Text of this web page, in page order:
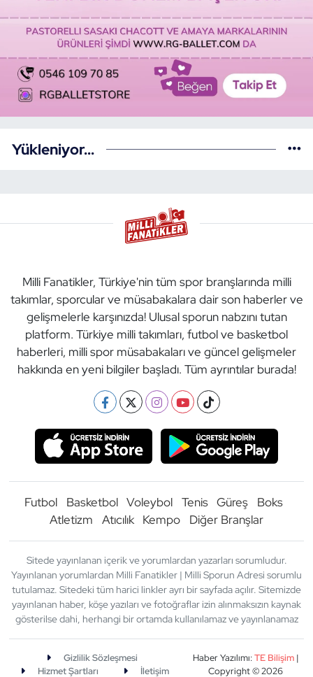
Yükleniyor...
Milli Fanatikler, Türkiye'nin tüm spor branşlarında milli
takımlar, sporcular ve müsabakalara dair son haberler ve
gelişmelerle karşınızda! Ulusal sporun nabzını tutan
platform. Türkiye milli takımları, futbol ve basketbol
haberleri, milli spor müsabakaları ve güncel gelişmeler
hakkında en yeni bilgiler başladı. Tüm ayrıntılar burada!
Futbol Basketbol Voleybol Tenis Güreş
Boks
Atletizm
Atıcılık Kempo Diğer Branşlar
Sitede yayınlanan içerik ve yorumlardan yazarları sorumludur.
Yayınlanan yorumlardan Milli Fanatikler | Milli Sporun Adresi sorumlu
tutulamaz. Sitedeki tüm harici linkler ayrı bir sayfada açılır. Sitemizde
yayınlanan haber, köşe yazıları ve fotoğraflar izin alınmaksızın kaynak
gösterilse dahi, herhangi bir ortamda kullanılamaz ve yayınlanamaz
Gizlilik Sözleşmesi
Hizmet Şartları
İletişim
Haber Yazılımı:TE Bilişim|
Copyright © 2026